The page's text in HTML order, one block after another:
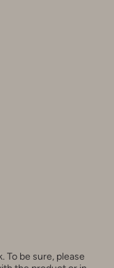
To be sure, please